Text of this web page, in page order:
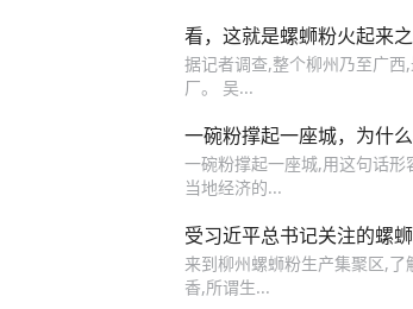
看，这就是螺蛳粉火起来
据记者调查,整个柳州乃至广
厂。 吴...
一碗粉撑起一座城，为什
一碗粉撑起一座城,用这句话
当地经济的...
受习近平总书记关注的螺
来到柳州螺蛳粉生产集聚区,了
香,所谓生...